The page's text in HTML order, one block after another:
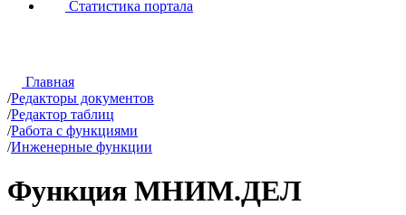
Статистика портала
Главная
/Редакторы документов
/Редактор таблиц
/Работа с функциями
/Инженерные функции
Функция МНИМ.ДЕЛ